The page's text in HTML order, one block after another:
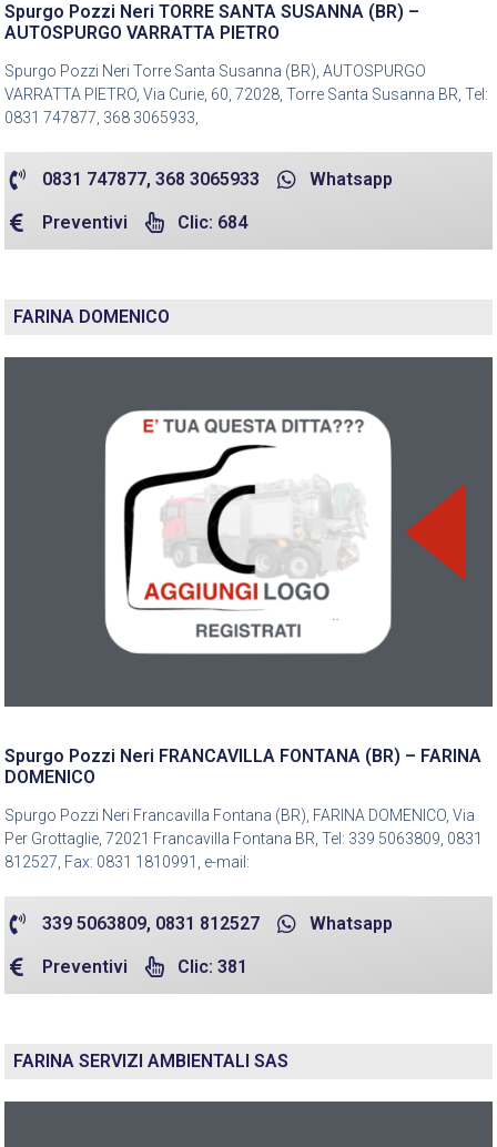
Spurgo Pozzi Neri TORRE SANTA SUSANNA (BR) –
AUTOSPURGO VARRATTA PIETRO
Spurgo Pozzi Neri Torre Santa Susanna (BR), AUTOSPURGO
VARRATTA PIETRO, Via Curie, 60, 72028, Torre Santa Susanna BR, Tel:
0831 747877, 368 3065933,
0831 747877, 368 3065933 Whatsapp
Preventivi Clic: 684
FARINA DOMENICO
Spurgo Pozzi Neri FRANCAVILLA FONTANA (BR) – FARINA
DOMENICO
Spurgo Pozzi Neri Francavilla Fontana (BR), FARINA DOMENICO, Via
Per Grottaglie, 72021 Francavilla Fontana BR, Tel: 339 5063809, 0831
812527, Fax: 0831 1810991, e-mail:
339 5063809, 0831 812527 Whatsapp
Preventivi Clic: 381
FARINA SERVIZI AMBIENTALI SAS